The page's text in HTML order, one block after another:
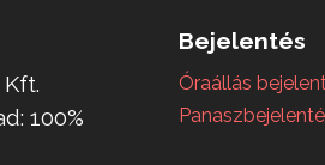
100%
Bejelentés
Óraállás